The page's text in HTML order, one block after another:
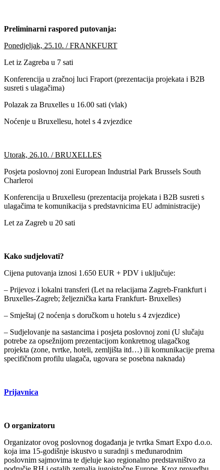
Preliminarni raspored putovanja:
Ponedjeljak, 25.10. / FRANKFURT
Let iz Zagreba u 7 sati
Konferencija u zračnoj luci Fraport (prezentacija projekata i B2B
susreti s ulagačima)
Polazak za Bruxelles u 16.00 sati (vlak)
Noćenje u Bruxellesu, hotel s 4 zvjezdice
Utorak, 26.10. / BRUXELLES
Posjeta poslovnoj zoni European Industrial Park Brussels South
Charleroi
Konferencija u Bruxellesu (prezentacija projekata i B2B susreti s
ulagačima te komunikacija s predstavnicima EU administracije)
Let za Zagreb u 20 sati
Kako sudjelovati?
Cijena putovanja iznosi 1.650 EUR + PDV i uključuje:
– Prijevoz i lokalni transferi (Let na relacijama Zagreb-Frankfurt i
Bruxelles-Zagreb; željeznička karta Frankfurt- Bruxelles)
– Smještaj (2 noćenja s doručkom u hotelu s 4 zvjezdice)
– Sudjelovanje na sastancima i posjeta poslovnoj zoni (U slučaju
potrebe za opsežnijom prezentacijom konkretnog ulagačkog
projekta (zone, tvrtke, hoteli, zemljišta itd…) ili komunikacije prema
specifičnom profilu ulagača, ugovara se posebna naknada)
Prijavnica
O organizatoru
Organizator ovog poslovnog događanja je tvrtka Smart Expo d.o.o.
koja ima 15-godišnje iskustvo u suradnji s međunarodnim
poslovnim sajmovima te djeluje kao regionalno predstavništvo za